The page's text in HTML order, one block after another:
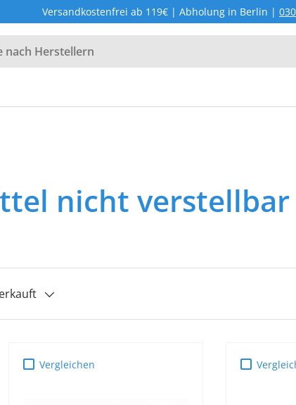
Versandkostenfrei ab 119€ | Abholung in Berlin |
nicht verstellbar
Vergleichen